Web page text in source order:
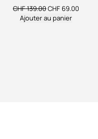
CHF139.00Le
prix
CHF 69.00
Ajouter au panier